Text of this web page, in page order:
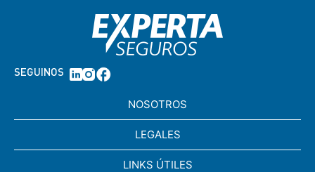
SEGUINOS
NOSOTROS
LEGALES
LINKS ÚTILES